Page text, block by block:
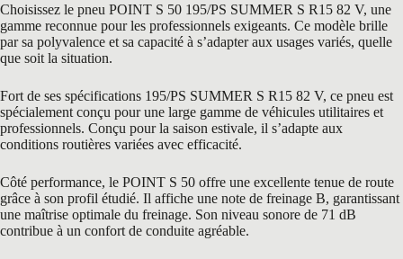
Choisissez le pneu POINT S 50 195/PS SUMMER S R15 82 V, une
gamme reconnue pour les professionnels exigeants. Ce modèle brille
par sa polyvalence et sa capacité à s’adapter aux usages variés, quelle
que soit la situation.
Fort de ses spécifications 195/PS SUMMER S R15 82 V, ce pneu est
spécialement conçu pour une large gamme de véhicules utilitaires et
professionnels. Conçu pour la saison estivale, il s’adapte aux
conditions routières variées avec efficacité.
Côté performance, le POINT S 50 offre une excellente tenue de route
grâce à son profil étudié. Il affiche une note de freinage B, garantissant
une maîtrise optimale du freinage. Son niveau sonore de 71 dB
contribue à un confort de conduite agréable.